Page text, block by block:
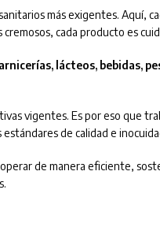
más exigentes.
cada producto es
lácteos, bebidas,
vigentes. Es por eso que
de calidad e
de manera eficiente,